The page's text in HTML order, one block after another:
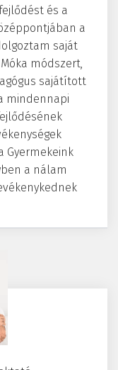
és a
a
saját
módszert,
sajátított
mindennapi
Gyermekeink
a nálam